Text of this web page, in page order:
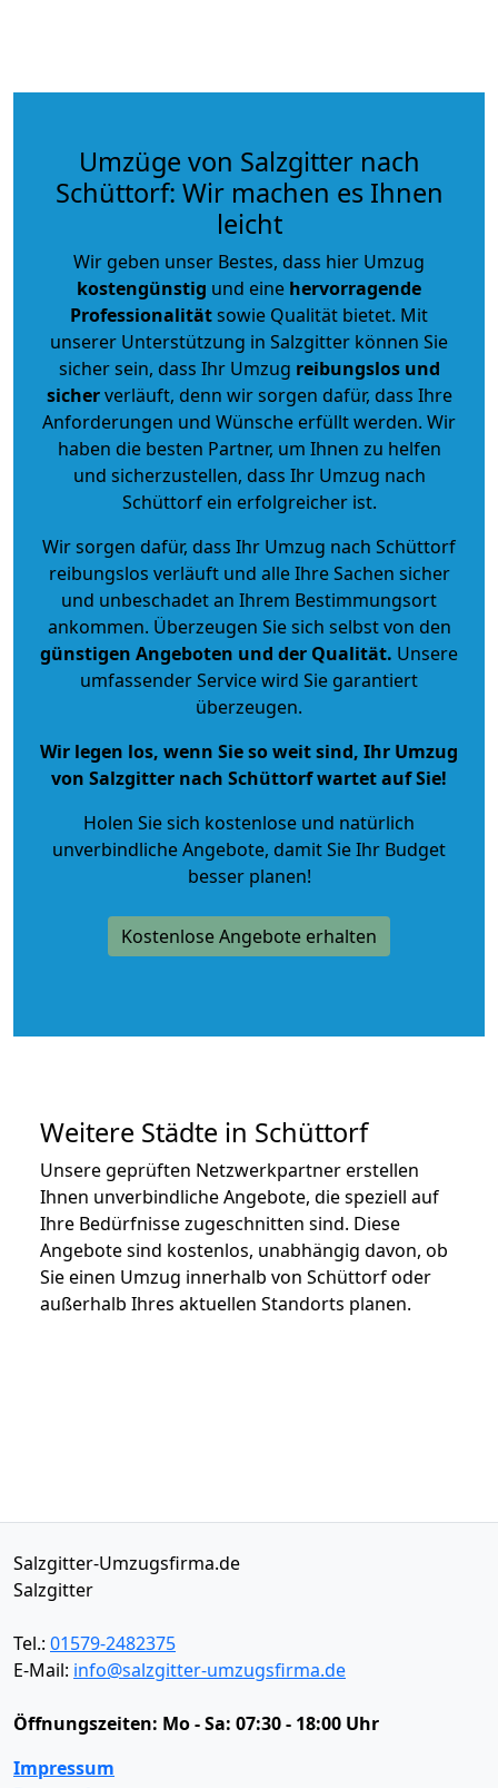
Umzüge von Salzgitter nach
Schüttorf: Wir machen es Ihnen
leicht
Wir geben unser Bestes, dass hier Umzug
kostengünstig und eine hervorragende
Professionalitätsowie Qualität bietet. Mit
unserer Unterstützung in Salzgitter können Sie
sicher sein, dass Ihr Umzug reibungslos und
sicherverläuft, denn wir sorgen dafür, dass Ihre
Anforderungen und Wünsche erfüllt werden. Wir
haben die besten Partner, um Ihnen zu helfen
und sicherzustellen, dass Ihr Umzug nach
Schüttorf ein erfolgreicher ist.
Wir sorgen dafür, dass Ihr Umzug nach Schüttorf
reibungslos verläuft und alle Ihre Sachen sicher
und unbeschadet an Ihrem Bestimmungsort
ankommen. Überzeugen Sie sich selbst von den
günstigen Angeboten und der Qualität. Unsere
umfassender Service wird Sie garantiert
überzeugen.
Wir legen los, wenn Sie so weit sind, Ihr Umzug
von Salzgitter nach Schüttorf wartet auf Sie!
Holen Sie sich kostenlose und natürlich
unverbindliche Angebote, damit Sie Ihr Budget
besser planen!
Kostenlose Angebote erhalten
Weitere Städte in Schüttorf
Unsere geprüften Netzwerkpartner erstellen
Ihnen unverbindliche Angebote, die speziell auf
Ihre Bedürfnisse zugeschnitten sind. Diese
Angebote sind kostenlos, unabhängig davon, ob
Sie einen Umzug innerhalb von Schüttorf oder
außerhalb Ihres aktuellen Standorts planen.
Salzgitter-Umzugsfirma.de
Salzgitter
Tel.: 01579-2482375
E-Mail: info@salzgitter-umzugsfirma.de
Öffnungszeiten: Mo - Sa: 07:30 - 18:00 Uhr
Impressum